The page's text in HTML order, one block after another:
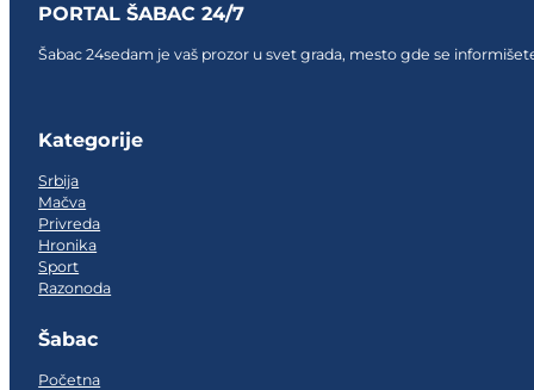
PORTAL ŠABAC 24/7
Šabac 24sedam je vaš prozor u svet grada, mesto gde se
Kategorije
Srbija
Mačva
Privreda
Hronika
Sport
Razonoda
Šabac
Početna